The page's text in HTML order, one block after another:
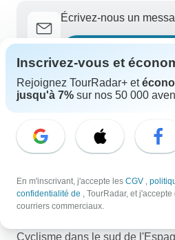
Écrivez-nous un
Appelez-nous
Un Vietnam fascinant en 11
Trek du camp de base de
Cyclisme dans le sud de
Inscrivez-vous et
Rejoignez TourRadar+ et
jusqu'à 7% sur nos 50 000
En m'inscrivant, j'accepte les CGV ,
confidentialité de , TourRadar, et
courriers commerciaux.